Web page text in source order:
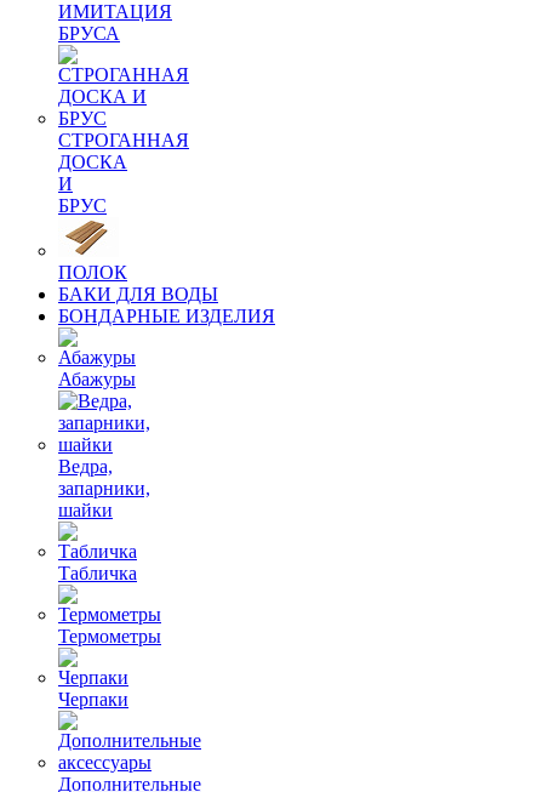
ИМИТАЦИЯ
БРУСА
СТРОГАННАЯ
ДОСКА
И
БРУС
ПОЛОК
БАКИ ДЛЯ ВОДЫ
БОНДАРНЫЕ ИЗДЕЛИЯ
Абажуры
Ведра,
запарники,
шайки
Табличка
Термометры
Черпаки
Дополнительные